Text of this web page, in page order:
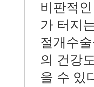
비판적
가 터지
절개수
의 건강
을 수 있